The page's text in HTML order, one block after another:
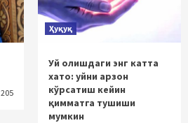
205
Ҳуқуқ
Уй олишдаги энг катта
хато: уйни арзон
кўрсатиш кейин
қимматга тушиши
мумкин